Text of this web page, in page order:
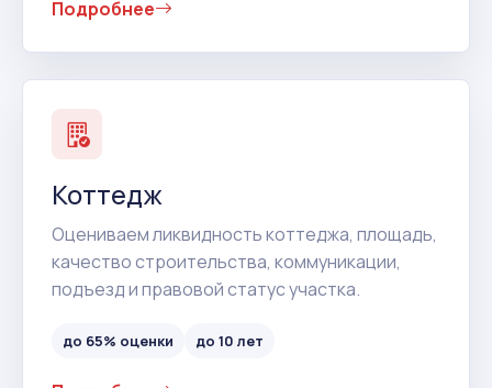
Подробнее
Коттедж
Оцениваем ликвидность коттеджа, площадь,
качество строительства, коммуникации,
подъезд и правовой статус участка.
до 65% оценки до 10 лет